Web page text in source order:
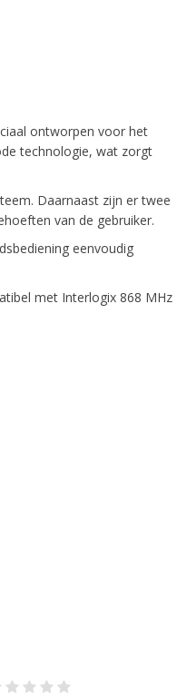
ontworpen voor het
technologie, wat zorgt
Daarnaast zijn er twee
van de gebruiker.
eenvoudig
met Interlogix 868 MHz